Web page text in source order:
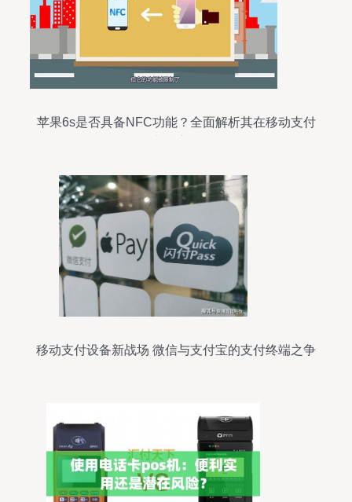
苹果6s是否具备NFC功能？全面解析其在移动支付
移动支付设备新战场 微信与支付宝的支付终端之争